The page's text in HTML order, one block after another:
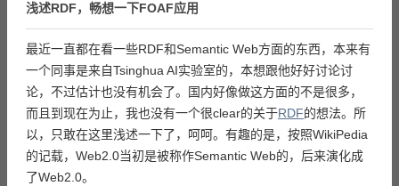
浅述RDF，畅想一下FOAF应用
最近一直都在看一些RDF和Semantic Web方面的东西，本来有
一个同事是来自Tsinghua AI实验室的，本想跟他好好讨论讨
论，不过估计也没有机会了。国内好像做这方面的不是很多，
而且到现在为止，我也没有一个很clear的关于RDF的想法。所
以，只敢在这里浅述一下了，呵呵。有趣的是，按照WikiPedia
的记载，Web2.0当初是被称作Semantic Web的，后来演化成
了Web2.0。